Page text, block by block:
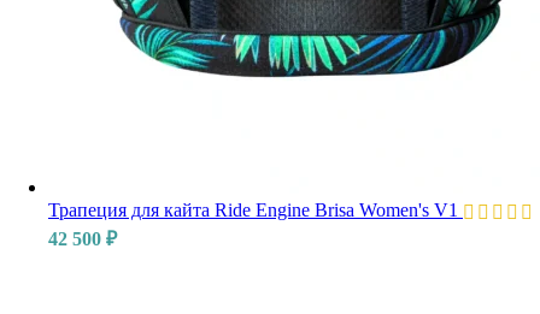
Трапеция для кайта Ride Engine Brisa Women's V1
42 500 ₽